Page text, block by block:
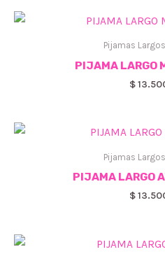
Pijamas
PIJAMA LARGO
$
Pijamas
PIJAMA LARGO
$